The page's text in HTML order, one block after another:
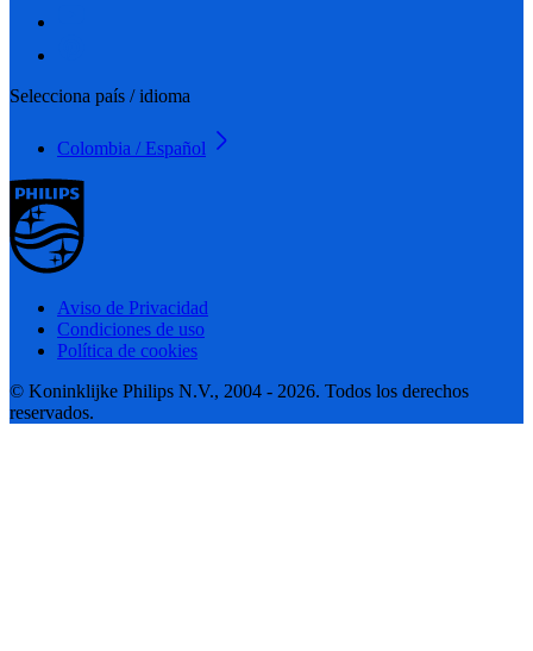
Selecciona país / idioma
Colombia / Español
Aviso de Privacidad
Condiciones de uso
Política de cookies
© Koninklijke Philips N.V., 2004 - 2026. Todos los derechos
reservados.